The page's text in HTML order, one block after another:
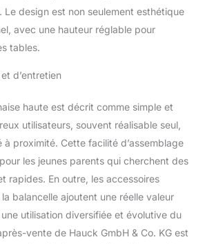
Le design est non seulement esthétique
avec une hauteur réglable pour
tables.
d’entretien
haute est décrit comme simple et
utilisateurs, souvent réalisable seul,
à proximité. Cette facilité d’assemblage
les jeunes parents qui cherchent des
rapides. En outre, les accessoires
balancelle ajoutent une réelle valeur
utilisation diversifiée et évolutive du
vente de Hauck GmbH & Co. KG est